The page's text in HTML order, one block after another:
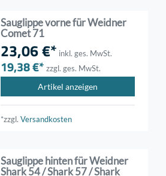
Sauglippe vorne für Weidner
Comet 71
23,06 €* inkl. ges. MwSt.
19,38 €* zzgl. ges. MwSt.
Artikel anzeigen
*zzgl.Versandkosten
Sauglippe hinten für Weidner
Shark 54 / Shark 57 / Shark